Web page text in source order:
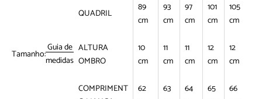
Tamanho:Guia de
medidas
QUADRIL
89
cm
93
cm
97
cm
101
cm
105
cm
ALTURA
OMBRO
10
cm
11
cm
11
cm
12
cm
12
cm
COMPRIMENT
62
63
64
65
66